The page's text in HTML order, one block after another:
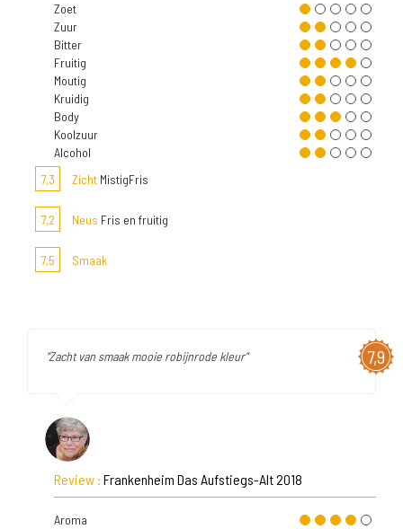
Zoet
Zuur
Bitter
Fruitig
Moutig
Kruidig
Body
Koolzuur
Alcohol
7,3
Zicht MistigFris
7,2 Neus Fris en fruitig
7,5 Smaak
7,9
"Zacht van smaak mooie robijnrode kleur"
Review : Frankenheim Das Aufstiegs-Alt 2018
Aroma